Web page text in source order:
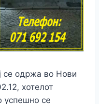
се одржа во Нови
хотелот
успешно се